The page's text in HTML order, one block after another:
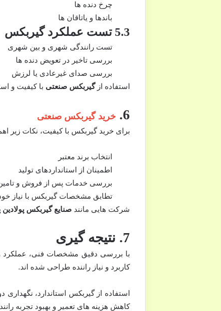
چرخ دنده ها
باندها و یاتاقان ها
5.3 تست عملکرد گیربکس
تست رانندگی شهری و بین شهری
بررسی تاخیر در تعویض دنده ها
بررسی صدای غیرعادی یا لرزش
استفاده ازگیربکس صنعتی با کیفیت و
6. خرید گیربکس صنعتی
برای خرید گیربکس با کیفیت، نکات زیر
انتخاب برند معتبر
اطمینان از استانداردهای تولید
بررسی خدمات پس از فروش و
تطابق مشخصات گیربکس با نیاز
شرکت هایی مانندصنایع گیربکس پولادین
7. نتیجه گیری
با بررسی دقیق مشخصات فنی، عملکرد
کاربرد و نیاز راننده طراحی شده اند.
استفاده از گیربکس استاندارد، نگهداری
کاهش هزینه های تعمیر و بهبود تجربه